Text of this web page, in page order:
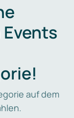
auf dem